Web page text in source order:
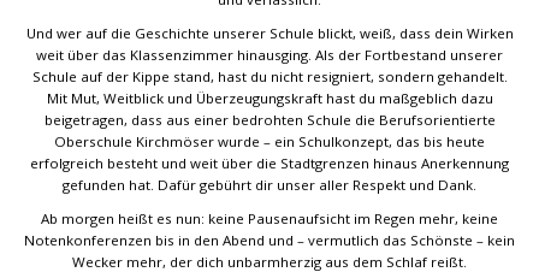
Und wer auf die Geschichte unserer Schule blickt, weiß, dass dein Wirken
weit über das Klassenzimmer hinausging. Als der Fortbestand unserer
Schule auf der Kippe stand, hast du nicht resigniert, sondern gehandelt.
Mit Mut, Weitblick und Überzeugungskraft hast du maßgeblich dazu
beigetragen, dass aus einer bedrohten Schule die Berufsorientierte
Oberschule Kirchmöser wurde – ein Schulkonzept, das bis heute
erfolgreich besteht und weit über die Stadtgrenzen hinaus Anerkennung
gefunden hat. Dafür gebührt dir unser aller Respekt und Dank.
Ab morgen heißt es nun: keine Pausenaufsicht im Regen mehr, keine
Notenkonferenzen bis in den Abend und – vermutlich das Schönste – kein
Wecker mehr, der dich unbarmherzig aus dem Schlaf reißt.